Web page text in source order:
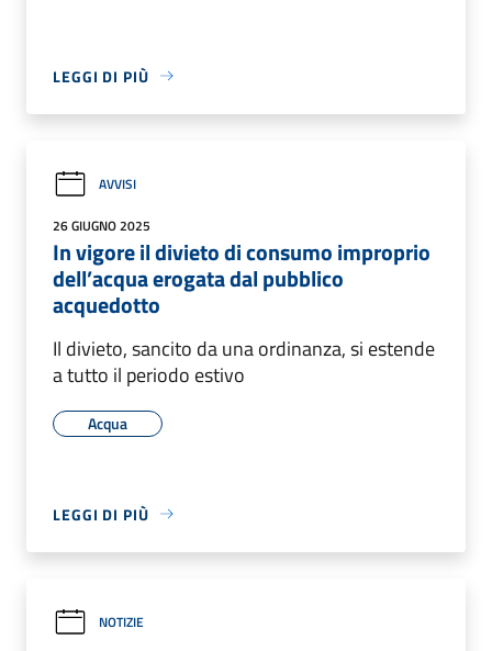
LEGGI DI PIÙ
AVVISI
26 GIUGNO 2025
In vigore il divieto di consumo improprio
dell’acqua erogata dal pubblico
acquedotto
Il divieto, sancito da una ordinanza, si estende
a tutto il periodo estivo
Acqua
LEGGI DI PIÙ
NOTIZIE